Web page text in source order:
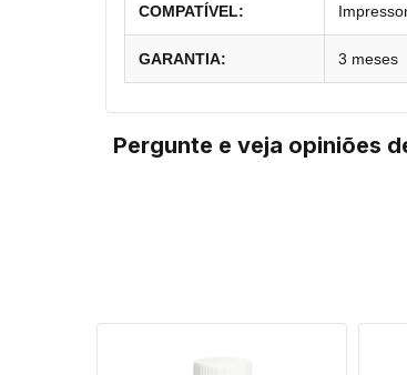
COMPATÍVEL:
GARANTIA: 3 meses
Pergunte e veja opiniões